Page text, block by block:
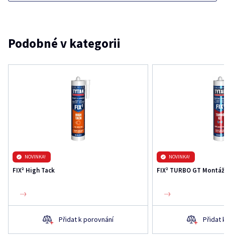
Podobné v kategorii
NOVINKA!
FIX² High Tack
Přidat k porovnání
NOVINKA!
FIX² TURBO GT
Přidat